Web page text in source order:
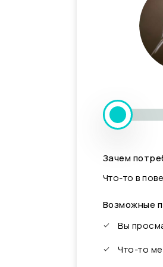
Зачем
Что-то в
Возможные
Вы
Что-то